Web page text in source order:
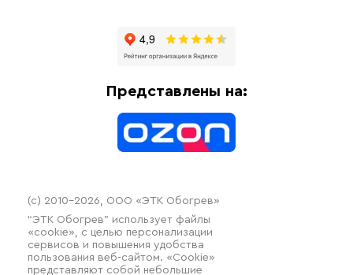
Отопительное оборудование
Представлены на:
(c) 2010–2026, ООО «ЭТК Обогрев»
“ЭТК Обогрев” использует файлы
«cookie», с целью персонализации
сервисов и повышения удобства
пользования веб-сайтом. «Cookie»
представляют собой небольшие